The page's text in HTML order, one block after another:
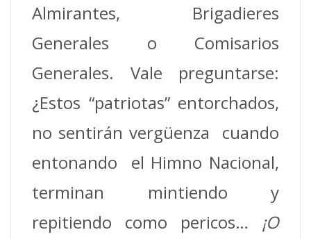
Almirantes, Brigadieres
Generales o Comisarios
Generales. Vale preguntarse:
¿Estos “patriotas” entorchados,
no sentirán vergüenza cuando
entonando el Himno Nacional,
terminan mintiendo y
repitiendo como pericos… ¡O